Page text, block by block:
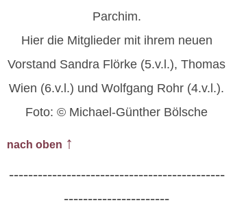
Parchim.
Hier die Mitglieder mit ihrem neuen
Vorstand Sandra Flörke (5.v.l.), Thomas
Wien (6.v.l.) und Wolfgang Rohr (4.v.l.).
Foto: © Michael-Günther Bölsche
nach oben ↑
---------------------------------------------
----------------------